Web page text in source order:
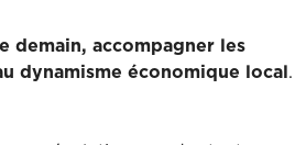
demain, accompagner les
dynamisme économique local.